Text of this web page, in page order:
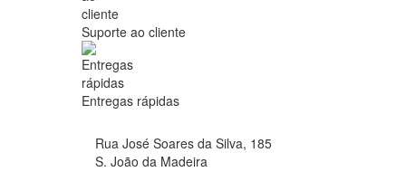
Suporte ao cliente
Entregas rápidas
Rua José Soares da Silva, 185
S. João da Madeira